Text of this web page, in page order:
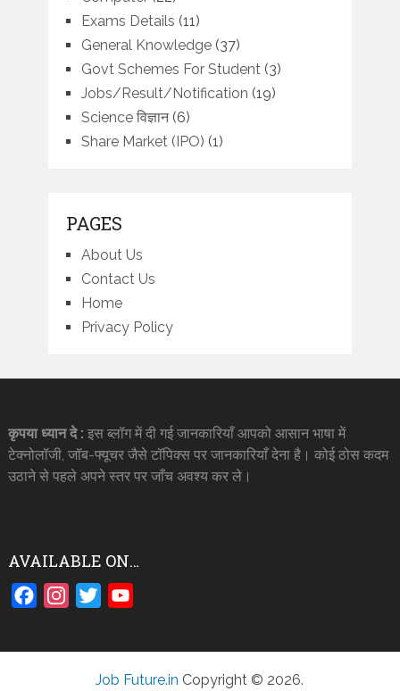
Exams Details (11)
General Knowledge(37)
Govt Schemes For Student (3)
Jobs/Result/Notification (19)
Science विज्ञान(6)
Share Market (IPO) (1)
PAGES
About Us
Contact Us
Home
Privacy Policy
कृपया ध्यान दे : इस ब्लॉग में दी गई जानकारियाँ आपको आसान भाषा में
टेक्नोलॉजी, जॉब-फ्यूचर जैसे टॉपिक्स पर जानकारियाँ देना है। कोई ठोस कदम
उठाने से पहले अपने स्तर पर जाँच अवश्य कर ले।
AVAILABLE ON…
FacebookInstagram
Twitter
Job Future.in Copyright © 2026.